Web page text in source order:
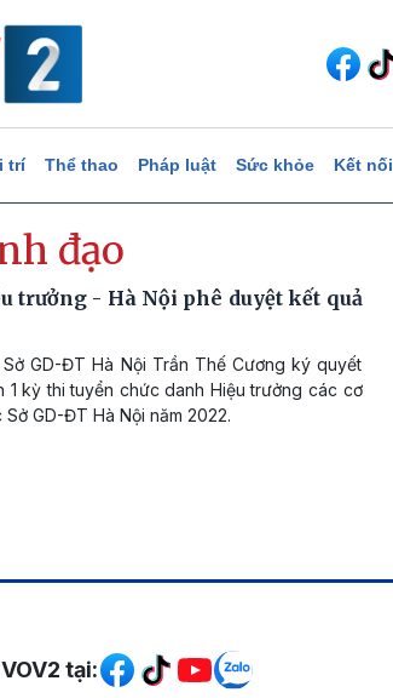
trí Thể thao Pháp luật Sức khỏe Kết nối
đạo
trưởng - Hà Nội phê duyệt kết quả
GD-ĐT Hà Nội Trần Thế Cương ký quyết
1 kỳ thi tuyển chức danh Hiệu trưởng các cơ
GD-ĐT Hà Nội năm 2022.
xã hội
tại: